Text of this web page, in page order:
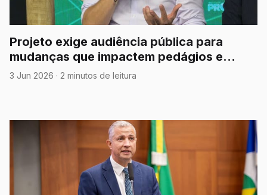
Projeto exige audiência pública para
mudanças que impactem pedágios e
concessões rodoviárias em MT
3 Jun 2026 · 2 minutos de leitura